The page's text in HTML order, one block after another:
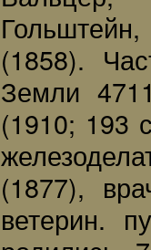
(1858).
Земли
(1910; 193
(1877),
ветерин.